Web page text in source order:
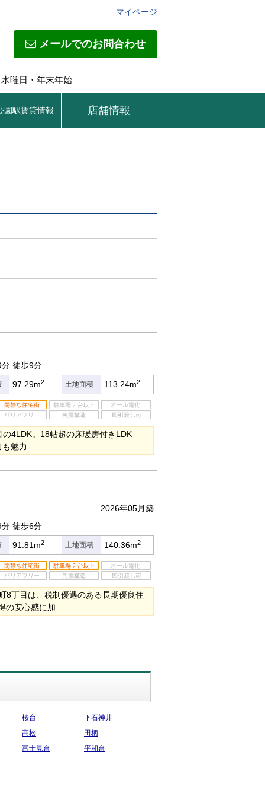
マイページ
メールでのお問合わせ
水曜日・年末年始
園駅賃貸情報 店舗情報
分 徒歩9分
97.29m2 土地面積 113.24m2
4LDK。18帖超の床暖房付きLDK
魅力…
2026年05月築
分 徒歩6分
91.81m2 土地面積 140.36m2
8丁目は、税制優遇のある長期優良住
の安心感に加…
桜台
下石神井
高松
田柄
富士見台
平和台